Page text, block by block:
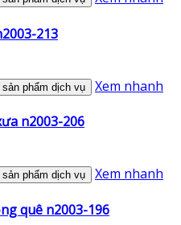
213
phẩm dịch vụ Xem nhanh
n2003-206
phẩm dịch vụ Xem nhanh
quê n2003-196